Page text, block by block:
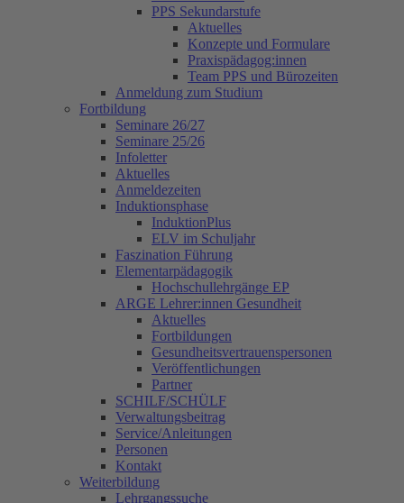
PPS Sekundarstufe
Aktuelles
Konzepte und Formulare
Praxispädagog:innen
Team PPS und Bürozeiten
Anmeldung zum Studium
Fortbildung
Seminare 26/27
Seminare 25/26
Infoletter
Aktuelles
Anmeldezeiten
Induktionsphase
InduktionPlus
ELV im Schuljahr
Faszination Führung
Elementarpädagogik
Hochschullehrgänge EP
ARGE Lehrer:innen Gesundheit
Aktuelles
Fortbildungen
Gesundheitsvertrauenspersonen
Veröffentlichungen
Partner
SCHILF/SCHÜLF
Verwaltungsbeitrag
Service/Anleitungen
Personen
Kontakt
Weiterbildung
Lehrgangssuche